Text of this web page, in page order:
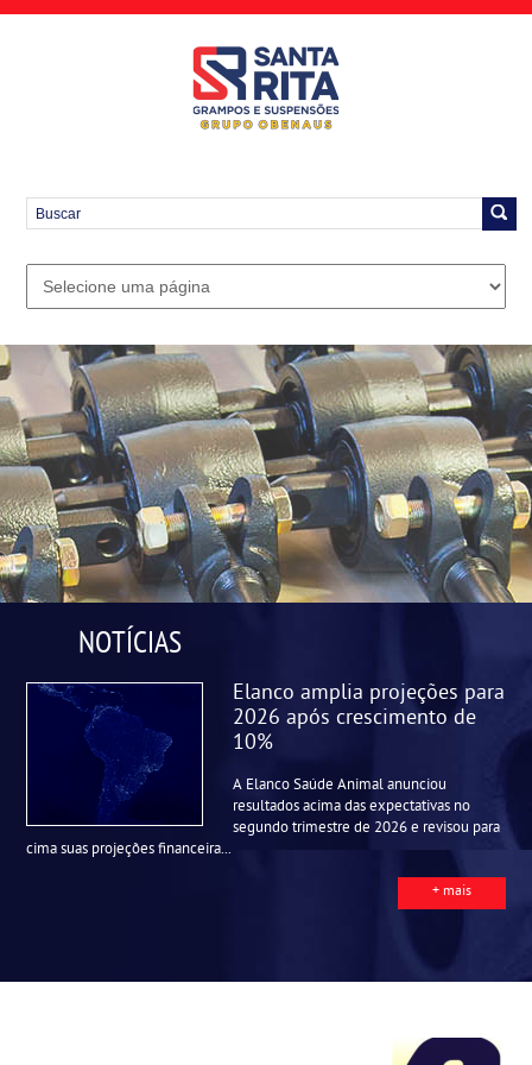
NOTÍCIAS
Elanco amplia projeções para
2026 após crescimento de
10%
A Elanco Saúde Animal anunciou
resultados acima das expectativas no
segundo trimestre de 2026 e revisou para
cima suas projeções financeira...
+ mais